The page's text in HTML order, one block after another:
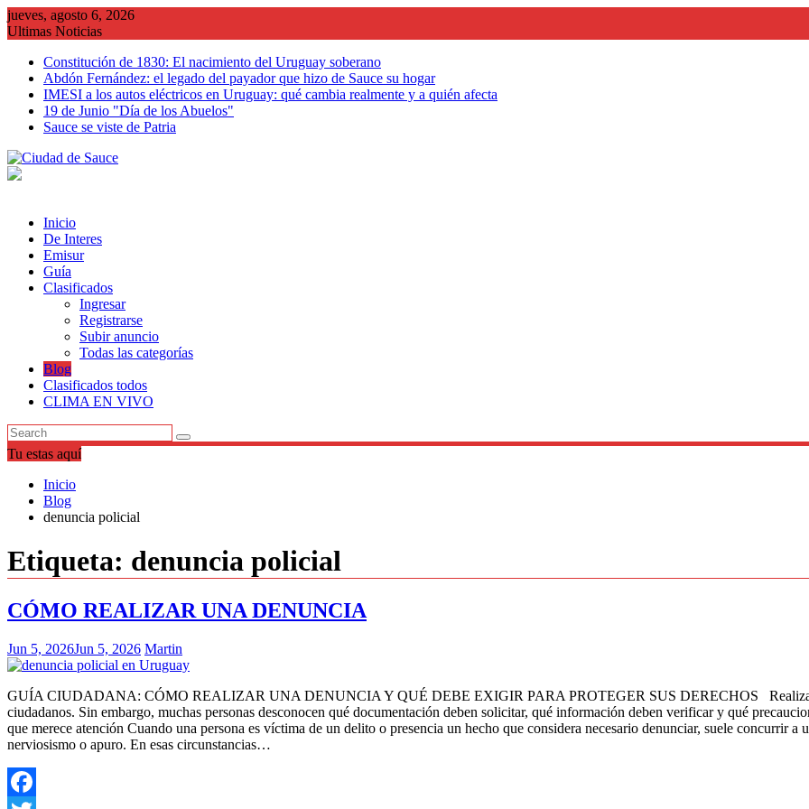
Saltar
al
jueves, agosto 6, 2026
Ultimas Noticias
Constitución de 1830: El nacimiento del Uruguay soberano
Abdón Fernández: el legado del payador que hizo de Sauce su hogar
IMESI a los autos eléctricos en Uruguay: qué cambia realmente y a quién afecta
19 de Junio "Día de los Abuelos"
Sauce se viste de Patria
Inicio
De Interes
Emisur
Guía
Clasificados
Ingresar
Registrarse
Subir anuncio
Todas las categorías
Blog
Clasificados todos
CLIMA EN VIVO
Tu estas aquí
Inicio
Blog
denuncia policial
Etiqueta: denuncia policial
CÓMO REALIZAR UNA DENUNCIA
Jun 5, 2026Jun 5, 2026 Martin
GUÍA CIUDADANA: CÓMO REALIZAR UNA DENUNCIA Y QUÉ DEBE EXIGIR PARA PROTEGER SUS DERECHOS Realizar
ciudadanos. Sin embargo, muchas personas desconocen qué documentación deben solicitar, qué información deben verificar y qué
que merece atención Cuando una persona es víctima de un delito o presencia un hecho que considera necesario denunciar, suele concurrir
nerviosismo o apuro. En esas circunstancias…